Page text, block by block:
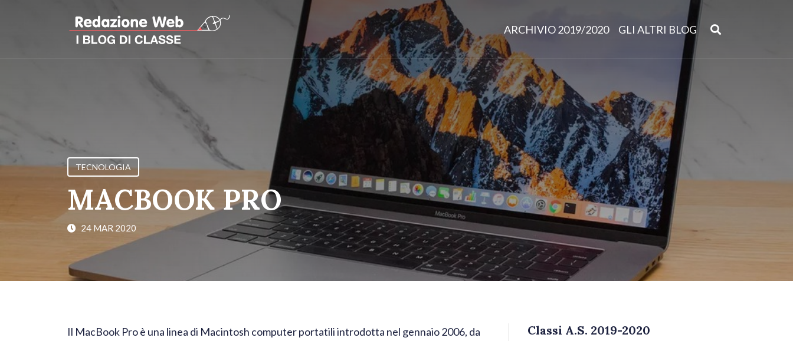
ARCHIVIO 2019/2020 GLI ALTRI BLOG
TECNOLOGIA
MACBOOK PRO
24 MAR 2020
Il MacBook Pro è una linea di Macintosh computer portatili introdotta nel gennaio 2006, da
Classi A.S. 2019-2020